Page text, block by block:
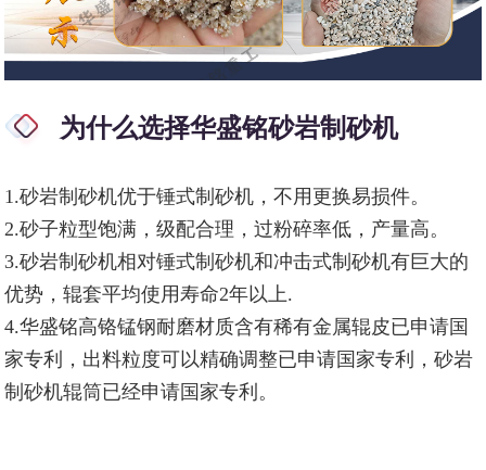
为什么选择华盛铭砂岩制砂机
1.砂岩制砂机优于锤式制砂机，不用更换易损件。
2.砂子粒型饱满，级配合理，过粉碎率低，产量高。
3.砂岩制砂机相对锤式制砂机和冲击式制砂机有巨大的
优势，辊套平均使用寿命2年以上.
4.华盛铭高铬锰钢耐磨材质含有稀有金属辊皮已申请国
家专利，出料粒度可以精确调整已申请国家专利，砂岩
制砂机辊筒已经申请国家专利。